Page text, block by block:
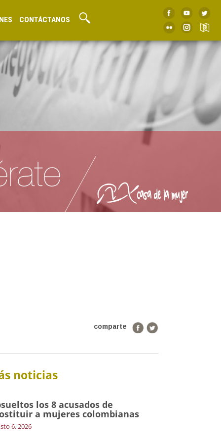
CONTÁCTANOS
comparte
noticias
los 8 acusados de
a mujeres colombianas
6, 2026